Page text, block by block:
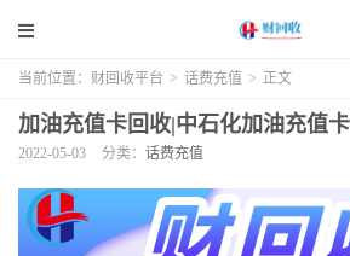
当前位置： 财回收平台 > 话费充值 > 正文
加油充值卡回收|中石化加油充值
2022-05-03 分类： 话费充值